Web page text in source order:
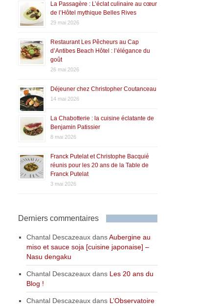
La Passagère : L’éclat culinaire au cœur
de l’Hôtel mythique Belles Rives
29 mai 2026
Restaurant Les Pêcheurs au Cap
d’Antibes Beach Hôtel : l’élégance du
goût
26 mai 2026
Déjeuner chez Christopher Coutanceau
14 mai 2026
La Chabotterie : la cuisine éclatante de
Benjamin Patissier
8 mai 2026
Franck Putelat et Christophe Bacquié
réunis pour les 20 ans de la Table de
Franck Putelat
3 mai 2026
Derniers commentaires
Chantal Descazeaux dansAubergine au
miso et sauce soja [cuisine japonaise] –
Nasu dengaku
Chantal Descazeaux dans Les 20 ans du
Blog !
Chantal Descazeaux dans L’Observatoire